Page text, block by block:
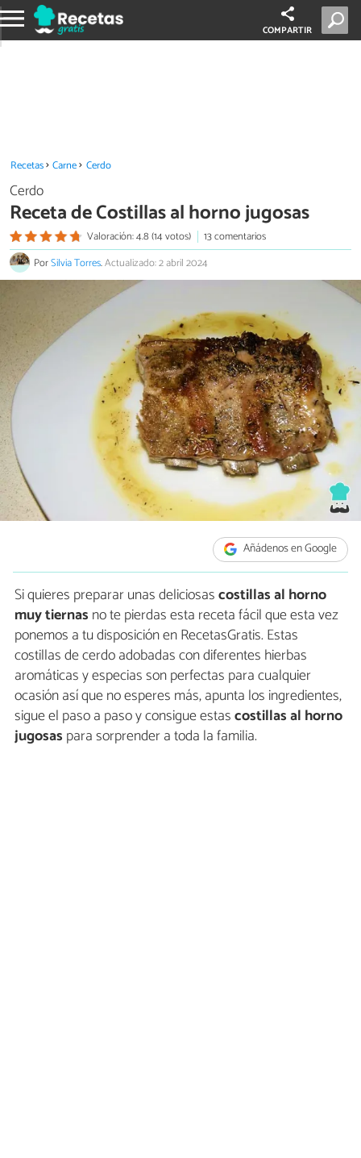
COMPARTIR
Recetas Carne Cerdo
Cerdo
Receta de Costillas al horno jugosas
Valoración: 4.8 (14 votos)
13 comentarios
PorSilvia Torres.Actualizado: 2 abril 2024
Añádenos en Google
Si quieres preparar unas deliciosascostillas al horno
muy tiernas no te pierdas esta receta fácil que esta vez
ponemos a tu disposición en RecetasGratis. Estas
costillas de cerdo adobadas con diferentes hierbas
aromáticas y especias son perfectas para cualquier
ocasión así que no esperes más, apunta los ingredientes,
sigue el paso a paso y consigue estascostillas al horno
jugosas para sorprender a toda la familia.